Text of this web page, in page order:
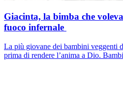
Giacinta, la bimba che
fuoco infernale
La più giovane dei bambini veggenti
prima di rendere l’anima a Dio.